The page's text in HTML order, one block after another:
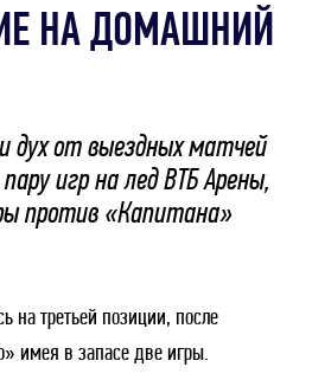
НА ДОМАШНИЙ
дух от выездных матчей
игр на лед ВТБ Арены,
против «Капитана»
на третьей позиции, после
имея в запасе две игры.